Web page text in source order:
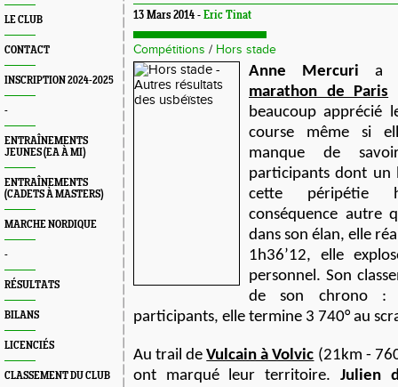
LE CLUB
CONTACT
INSCRIPTION 2024-2025
-
ENTRAÎNEMENTS
JEUNES (EA À MI)
ENTRAÎNEMENTS
(CADETS À MASTERS)
MARCHE NORDIQUE
-
RÉSULTATS
BILANS
LICENCIÉS
CLASSEMENT DU CLUB
13 Mars 2014 - Eric Tinat
Compétitions / Hors stade
Anne Mercuri a
marathon de Paris
beaucoup apprécié
course même si
manque de
participants dont un
cette péripétie
conséquence autre
dans son élan, elle
1h36’12, elle
personnel. Son
de son chrono :
participants, elle termine 3 740° au
Au trail deVulcain à Volvic (21km -
ont marqué leur territoire. Julien